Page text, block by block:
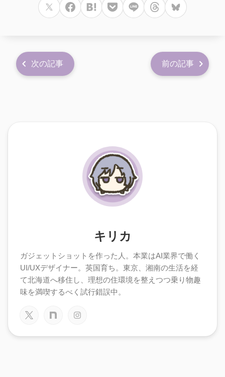
次の記事 前の記事
キリカ
ガジェットショットを作った人。本業はAI業界で働く
UI/UXデザイナー。英国育ち。東京、湘南の生活を経
て北海道へ移住し、理想の住環境を整えつつ乗り物趣
味を満喫するべく試行錯誤中。